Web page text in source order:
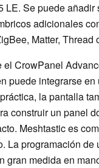
LE. Se puede añadir
adicionales
Matter, Thread
el CrowPanel
puede integrarse en
la pantalla
construir un panel
Meshtastic es
La programación de
gran medida en